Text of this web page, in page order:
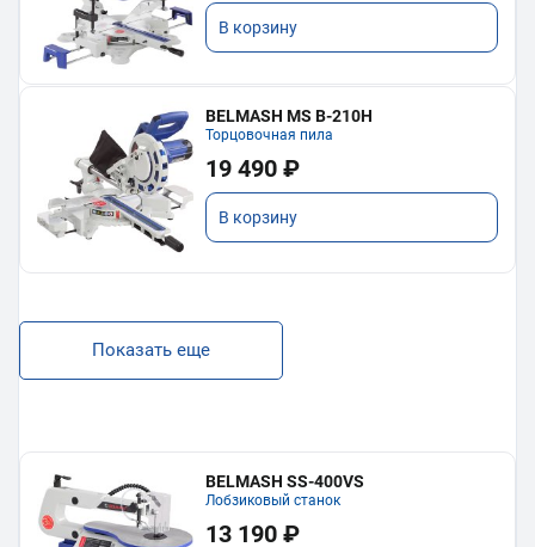
В корзину
BELMASH MS B-210H
Торцовочная пила
19 490 ₽
В корзину
Показать еще
BELMASH SS-400VS
Лобзиковый станок
13 190 ₽